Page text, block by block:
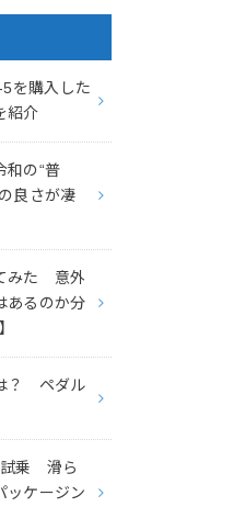
を購入した
紹介
和の“普
良さが凄
みた 意外
あるのか分
？ ペダル
乗 滑ら
ケージン